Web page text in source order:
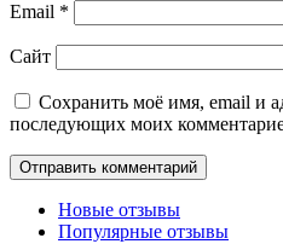
Email *
Сайт
Сохранить моё имя, email и
последующих моих
Новые отзывы
Популярные отзывы